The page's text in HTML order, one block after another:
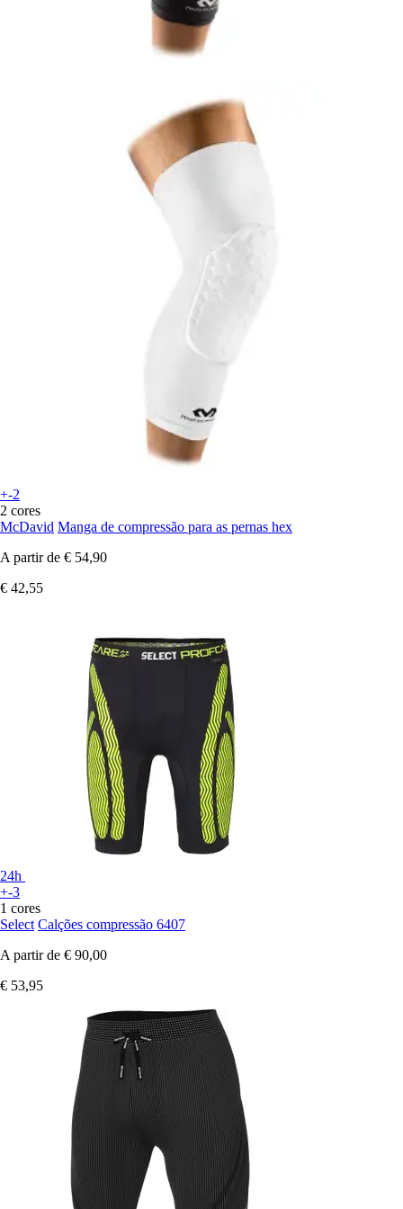
+-2
2 cores
McDavid Manga de compressão para as pernas hex
A partir de € 54,90
€ 42,55
24h
+-3
1 cores
Select Calções compressão 6407
A partir de € 90,00
€ 53,95